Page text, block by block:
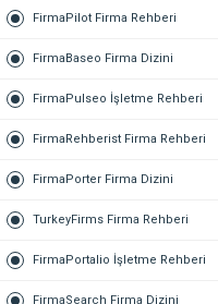
FirmaPilot Firma Rehberi
FirmaBaseo Firma Dizini
FirmaPulseo İşletme Rehberi
FirmaRehberist Firma Rehberi
FirmaPorter Firma Dizini
TurkeyFirms Firma Rehberi
FirmaPortalio İşletme Rehberi
FirmaSearch Firma Dizini